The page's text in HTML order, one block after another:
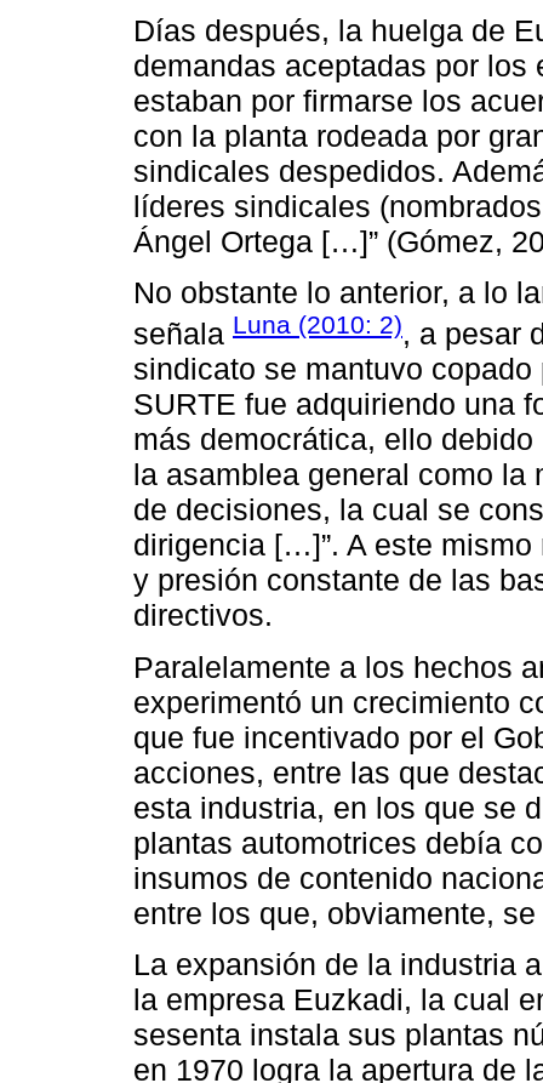
Días después, la huelga de
demandas aceptadas por los
estaban por firmarse los
con la planta rodeada por
sindicales despedidos.
líderes sindicales
Ángel Ortega […]” (Gómez,
No obstante lo anterior, a lo
señala Luna (2010: 2), a pesar
sindicato se mantuvo
SURTE fue adquiriendo una
más democrática, ello
la asamblea general como la
de decisiones, la cual se
dirigencia […]”. A este
y presión constante de las
directivos.
Paralelamente a los hechos
experimentó un crecimiento
que fue incentivado por el
acciones, entre las que
esta industria, en los que se
plantas automotrices debía
insumos de contenido
entre los que, obviamente,
La expansión de la industria
la empresa Euzkadi, la cual
sesenta instala sus plantas
en 1970 logra la apertura de